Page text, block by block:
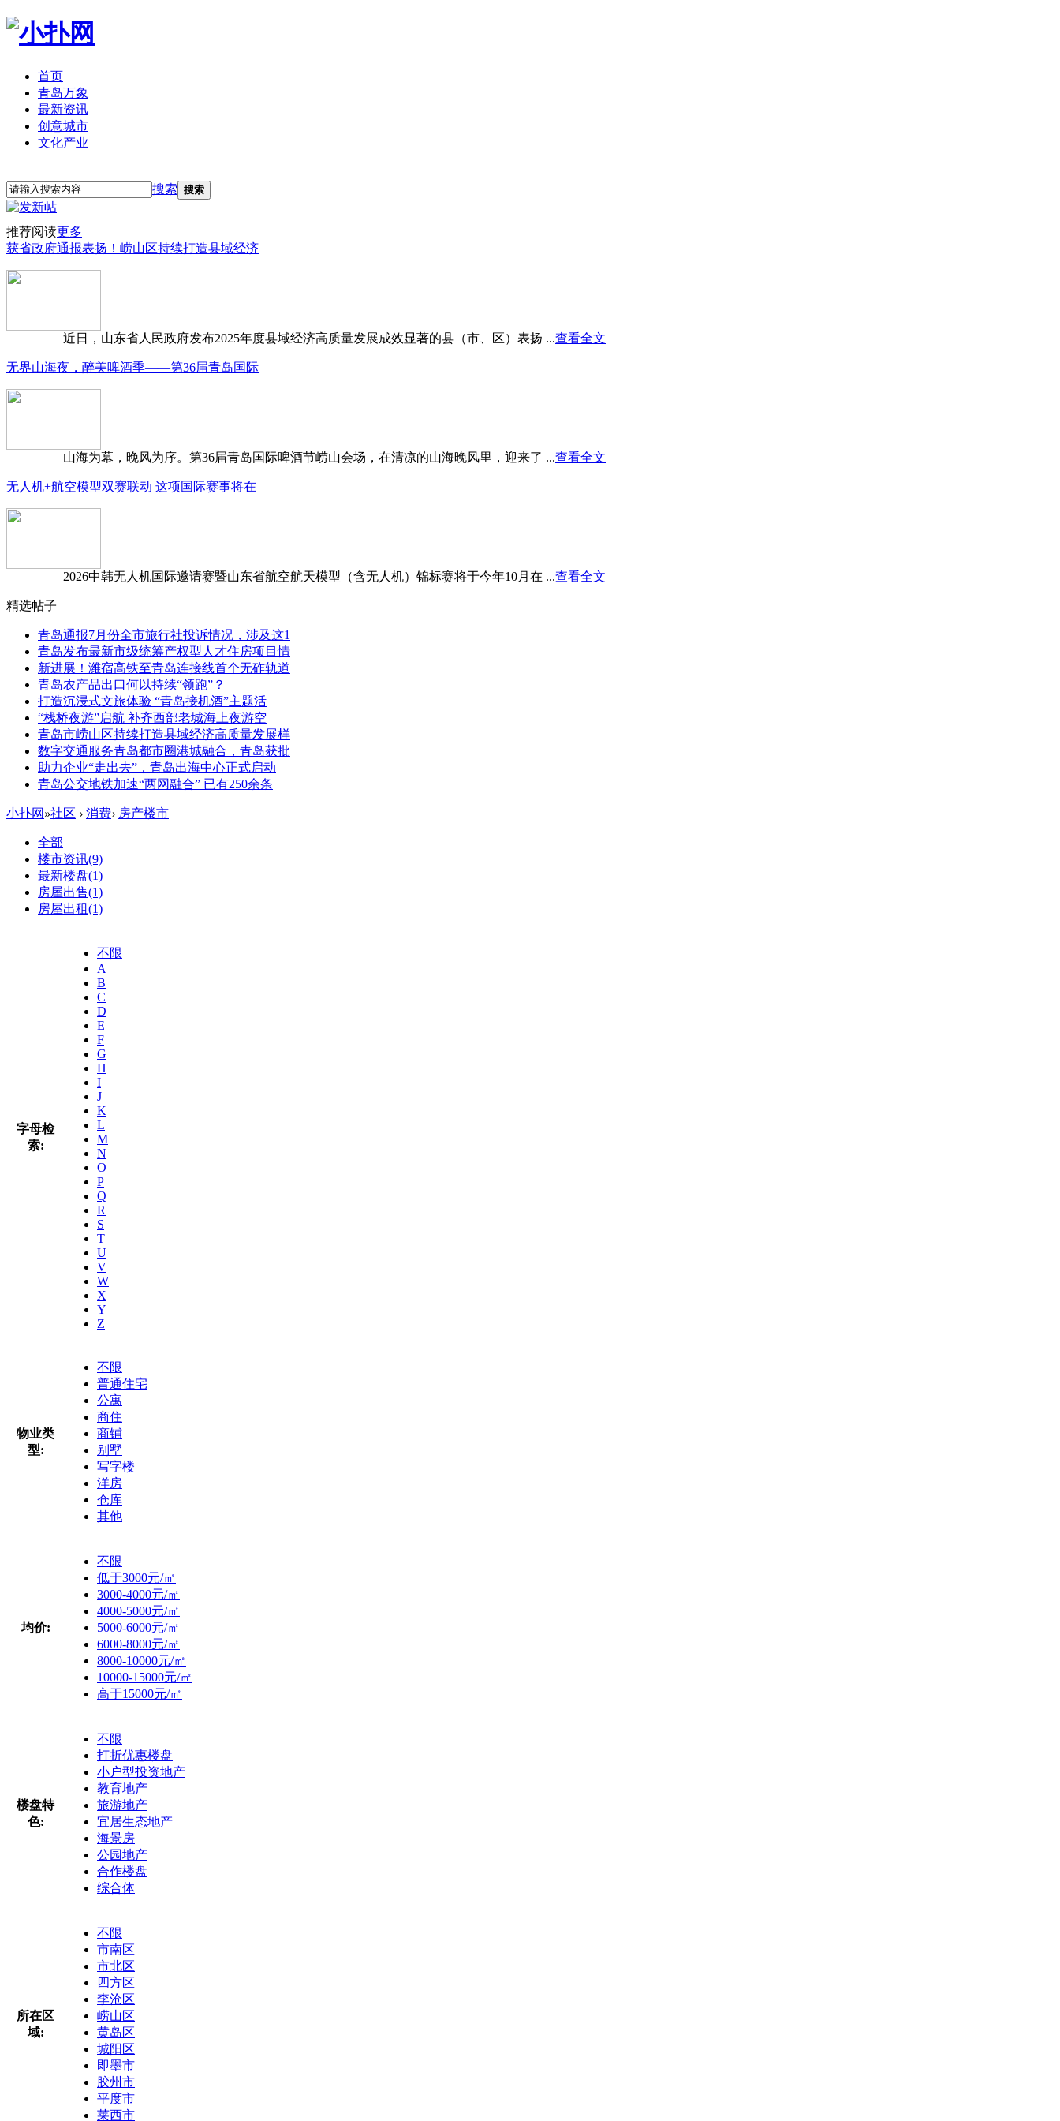
首页
青岛万象
最新资讯
创意城市
文化产业
搜索 搜索
推荐阅读更多
获省政府通报表扬！崂山区持续打造县域经济
近日，山东省人民政府发布2025年度县域经济高质量发展成效显著的县（市、区）表扬 ...查看全文
无界山海夜，醉美啤酒季——第36届青岛国际
山海为幕，晚风为序。第36届青岛国际啤酒节崂山会场，在清凉的山海晚风里，迎来了 ...查看全文
无人机+航空模型双赛联动 这项国际赛事将在
2026中韩无人机国际邀请赛暨山东省航空航天模型（含无人机）锦标赛将于今年10月在 ...查看全文
精选帖子
青岛通报7月份全市旅行社投诉情况，涉及这1
青岛发布最新市级统筹产权型人才住房项目情
新进展！潍宿高铁至青岛连接线首个无砟轨道
青岛农产品出口何以持续“领跑”？
打造沉浸式文旅体验 “青岛接机酒”主题活
“栈桥夜游”启航 补齐西部老城海上夜游空
青岛市崂山区持续打造县域经济高质量发展样
数字交通服务青岛都市圈港城融合，青岛获批
助力企业“走出去”，青岛出海中心正式启动
青岛公交地铁加速“两网融合” 已有250余条
小扑网 »社区 › 消费› 房产楼市
全部
楼市资讯(9)
最新楼盘(1)
房屋出售(1)
房屋出租(1)
字母检
索:
不限
A
B
C
D
E
F
G
H
I
J
K
L
M
N
O
P
Q
R
S
T
U
V
W
X
Y
Z
物业类
型:
不限
普通住宅
公寓
商住
商铺
别墅
写字楼
洋房
仓库
其他
均价:
不限
低于3000元/㎡
3000-4000元/㎡
4000-5000元/㎡
5000-6000元/㎡
6000-8000元/㎡
8000-10000元/㎡
10000-15000元/㎡
高于15000元/㎡
楼盘特
色:
不限
打折优惠楼盘
小户型投资地产
教育地产
旅游地产
宜居生态地产
海景房
公园地产
合作楼盘
综合体
所在区
域:
不限
市南区
市北区
四方区
李沧区
崂山区
黄岛区
城阳区
即墨市
胶州市
平度市
莱西市